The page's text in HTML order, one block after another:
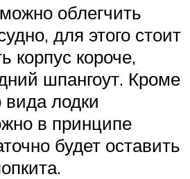
облегчить
для этого стоит
корпус короче,
шпангоут. Кроме
вида лодки
в принципе
будет оставить